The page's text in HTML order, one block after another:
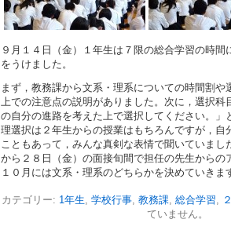
９月１４日（金）１年生は７限の総合学習の時間
をうけました。
まず，教務課から文系・理系についての時間割や
上での注意点の説明がありました。次に，選択科
の自分の進路を考えた上で選択してください。」
理選択は２年生からの授業はもちろんですが，自
こともあって，みんな真剣な表情で聞いていまし
から２８日（金）の面接旬間で担任の先生からの
１０月には文系・理系のどちらかを決めていきま
カテゴリー: 1年生, 学校行事, 教務課, 総合学習,
ていません。